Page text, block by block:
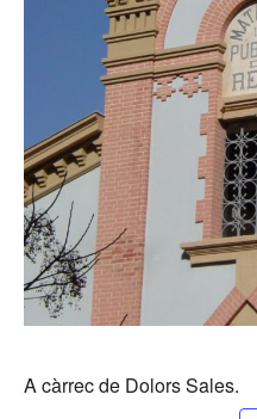
A càrrec de Dolors Sales.